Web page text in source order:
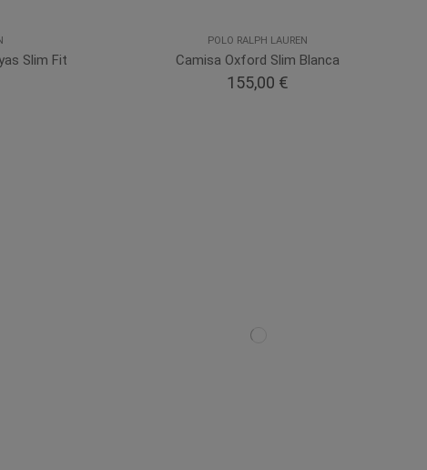
Slim Fit
POLO RALPH LAUREN
Camisa Oxford Slim Blanca
155,00 €